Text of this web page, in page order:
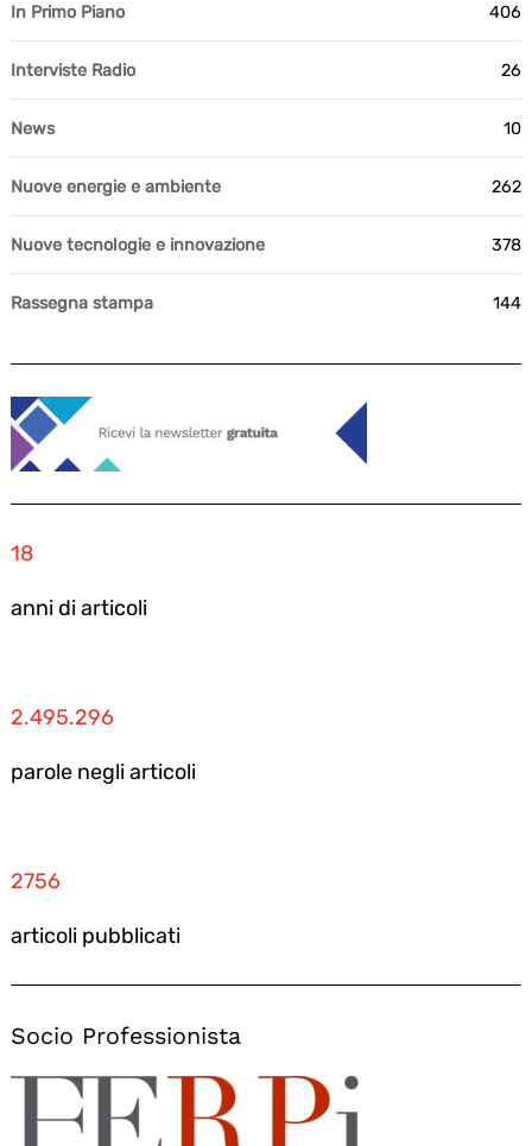
In Primo Piano 406
Interviste Radio 26
News 10
Nuove energie e ambiente 262
Nuove tecnologie e innovazione 378
Rassegna stampa 144
18
anni di articoli
2.495.296
parole negli articoli
2756
articoli pubblicati
Socio Professionista